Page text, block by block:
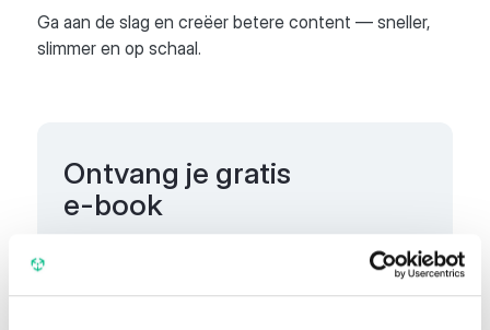
Ga aan de slag en creëer betere content — sneller,
slimmer en op schaal.
Ontvang je gratis
e-book